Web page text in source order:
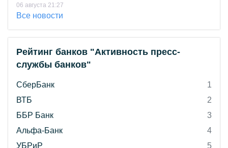
06 августа 21:27
Все новости
Рейтинг банков "Активность пресс-
службы банков"
СберБанк
1
ВТБ
2
ББР Банк
3
Альфа-Банк
4
УБРиР
5